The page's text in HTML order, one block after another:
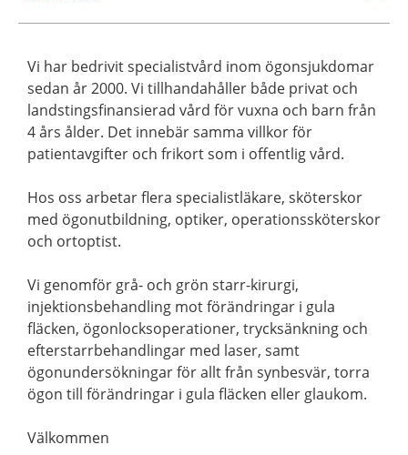
Vi har bedrivit specialistvård inom ögonsjukdomar
sedan år 2000. Vi tillhandahåller både privat och
landstingsfinansierad vård för vuxna och barn från
4 års ålder. Det innebär samma villkor för
patientavgifter och frikort som i offentlig vård.
Hos oss arbetar flera specialistläkare, sköterskor
med ögonutbildning, optiker, operationssköterskor
och ortoptist.
Vi genomför grå- och grön starr-kirurgi,
injektionsbehandling mot förändringar i gula
fläcken, ögonlocksoperationer, trycksänkning och
efterstarrbehandlingar med laser, samt
ögonundersökningar för allt från synbesvär, torra
ögon till förändringar i gula fläcken eller glaukom.
Välkommen